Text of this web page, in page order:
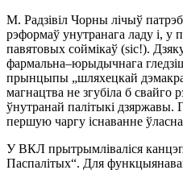
М. Радзівіл Чорны лічыў
рэформаў унутранага ладу і, у
павятовых соймікаў (sic!).
фармальна–юрыдычнага
прынцыпы „шляхецкай
магнацтва не згубіла б свайго
ўнутранай палітыкі дзяржавы.
першую чаргу існаванне
У ВКЛ прытрымліваліся
Паспалітых“. Для